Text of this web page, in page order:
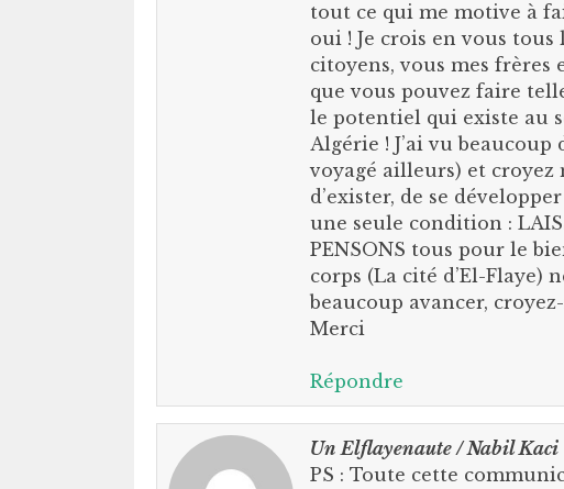
tout ce qui me motive à
oui ! Je crois en vous tous
citoyens, vous mes frères
que vous pouvez faire
le potentiel qui existe au
Algérie ! J’ai vu
voyagé ailleurs) et croyez
d’exister, de se
une seule condition :
PENSONS tous pour le
corps (La cité d’El-Flaye)
beaucoup avancer,
Merci
Répondre
Un Elflayenaute / Nabil Kaci
PS : Toute cette